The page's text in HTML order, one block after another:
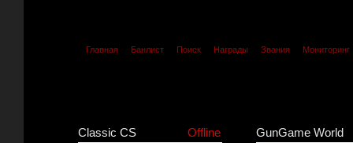
Главная Банлист Поиск Награды Звания Мониторинг
Classic CS Offline GunGame World